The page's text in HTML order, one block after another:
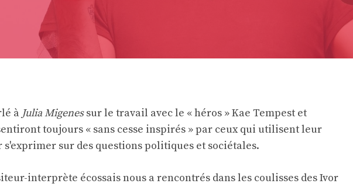
à Julia Migenessur le travail avec le « héros » Kae Tempest et
toujours « sans cesse inspirés » par ceux qui utilisent leur
sur des questions politiques et sociétales.
interprète écossais nous a rencontrés dans les coulisses des Ivor